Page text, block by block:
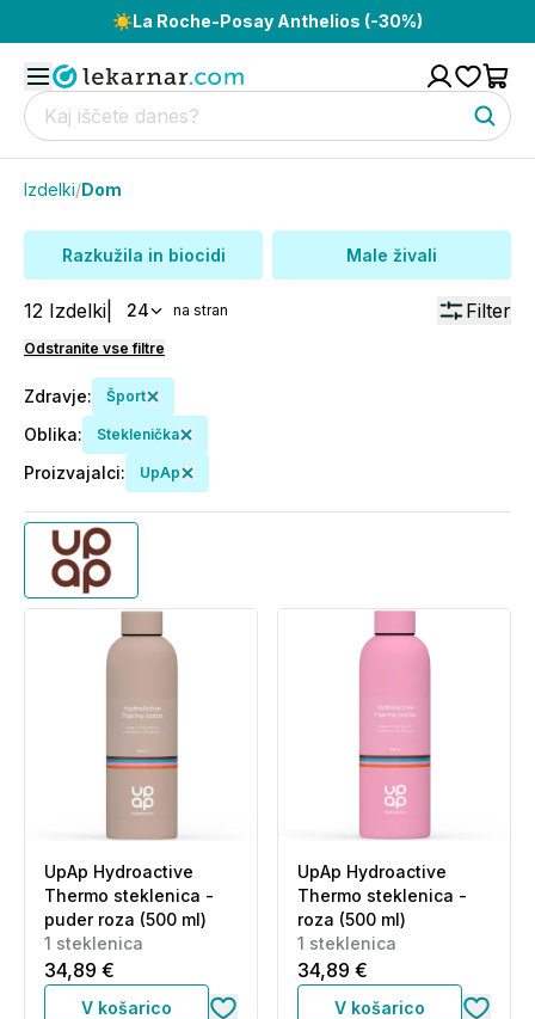
☀️La Roche-Posay Anthelios (-30%)
Izdelki/Dom
Razkužila in biocidi Male živali
12 Izdelki 24 na stran Filter
Odstranite vse filtre
Zdravje: Šport
Oblika: Steklenička
Proizvajalci: UpAp
UpAp Hydroactive
Thermo steklenica -
puder roza (500 ml)
1 steklenica
34,89 €
V košarico
UpAp Hydroactive
Thermo steklenica -
roza (500 ml)
1 steklenica
34,89 €
V košarico